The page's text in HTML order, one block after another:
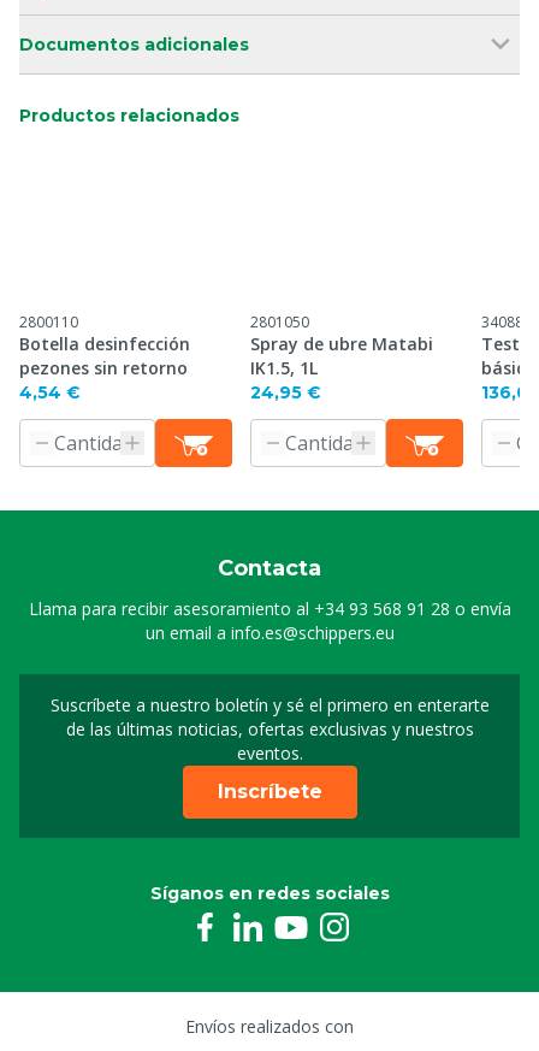
Documentos adicionales
Productos relacionados
2800110
Botella desinfección
pezones sin retorno
4,54 €
2801050
Spray de ubre Matabi
IK1.5, 1L
24,95 €
3408801
Test
Contacta
Llama para recibir asesoramiento al +34 93 568 91 28 o envía
un email a info.es@schippers.eu
Suscríbete a nuestro boletín y sé el primero en enterarte
de las últimas noticias, ofertas exclusivas y nuestros
eventos.
Suscripción a nuestro
Inscríbete
Síganos en redes sociales
Envíos realizados con